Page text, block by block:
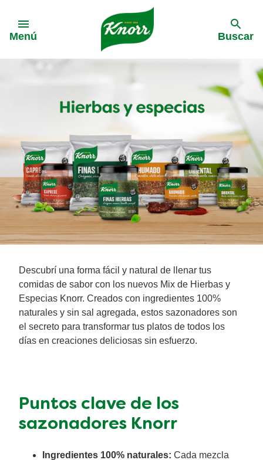
Menú Buscar
Descubrí una forma fácil y natural de llenar tus
comidas de sabor con los nuevos Mix de Hierbas y
Especias Knorr. Creados con ingredientes 100%
naturales y sin sal agregada, estos sazonadores son
el secreto para transformar tus platos de todos los
días en creaciones deliciosas sin esfuerzo.
Puntos clave de los
sazonadores Knorr
Ingredientes 100% naturales: Cada mezcla